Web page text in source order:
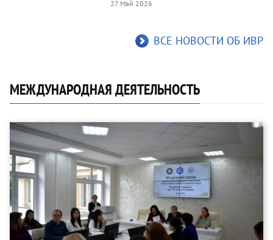
27 Май 2026
ВСЕ НОВОСТИ ОБ ИВР
МЕЖДУНАРОДНАЯ ДЕЯТЕЛЬНОСТЬ